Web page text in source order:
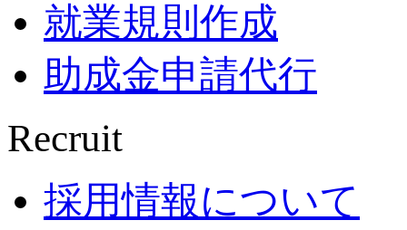
就業規則作成
助成金申請代行
Recruit
採用情報について